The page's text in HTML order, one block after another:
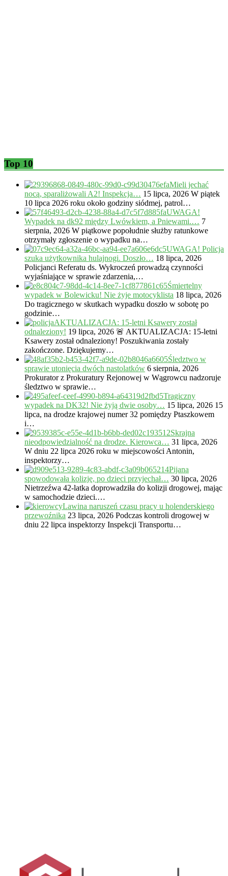
Top 10
Mieli jechać
nocą, sparaliżowali A2! Inspekcja… 15 lipca, 2026 W piątek
10 lipca 2026 roku około godziny siódmej, patrol…
UWAGA!
Wypadek na dk92 między Lwówkiem, a Pniewami.… 7
sierpnia, 2026 W piątkowe popołudnie służby ratunkowe
otrzymały zgłoszenie o wypadku na…
UWAGA! Policja
szuka użytkownika hulajnogi. Doszło… 18 lipca, 2026
Policjanci Referatu ds. Wykroczeń prowadzą czynności
wyjaśniające w sprawie zdarzenia,…
Śmiertelny
wypadek w Bolewicku! Nie żyje motocyklista 18 lipca, 2026
Do tragicznego w skutkach wypadku doszło w sobotę po
godzinie…
AKTUALIZACJA: 15-letni Ksawery został
odnaleziony! 19 lipca, 2026 🚨 AKTUALIZACJA: 15-letni
Ksawery został odnaleziony! Poszukiwania zostały
zakończone. Dziękujemy…
Śledztwo w
sprawie utonięcia dwóch nastolatków 6 sierpnia, 2026
Prokurator z Prokuratury Rejonowej w Wągrowcu nadzoruje
śledztwo w sprawie…
Tragiczny
wypadek na DK32! Nie żyją dwie osoby… 15 lipca, 2026 15
lipca, na drodze krajowej numer 32 pomiędzy Ptaszkowem
i…
Skrajna
nieodpowiedzialność na drodze. Kierowca… 31 lipca, 2026
W dniu 22 lipca 2026 roku w miejscowości Antonin,
inspektorzy…
Pijana
spowodowała kolizję, po dzieci przyjechał… 30 lipca, 2026
Nietrzeźwa 42-latka doprowadziła do kolizji drogowej, mając
w samochodzie dzieci.…
Lawina naruszeń czasu pracy u holenderskiego
przewoźnika 23 lipca, 2026 Podczas kontroli drogowej w
dniu 22 lipca inspektorzy Inspekcji Transportu…